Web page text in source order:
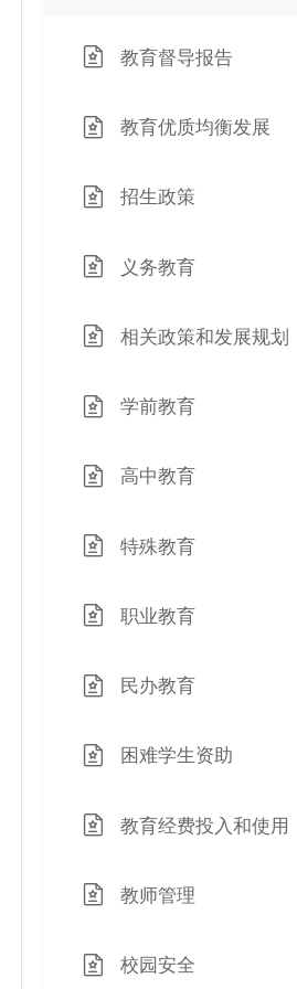
教育督导报告
教育优质均衡发展
招生政策
义务教育
相关政策和发展规划
学前教育
高中教育
特殊教育
职业教育
民办教育
困难学生资助
教育经费投入和使用
教师管理
校园安全